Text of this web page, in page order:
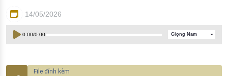
14/05/2026
0:00/0:00 Giọng Nam